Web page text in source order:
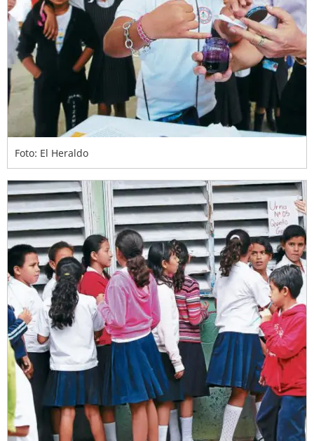
Foto: El Heraldo